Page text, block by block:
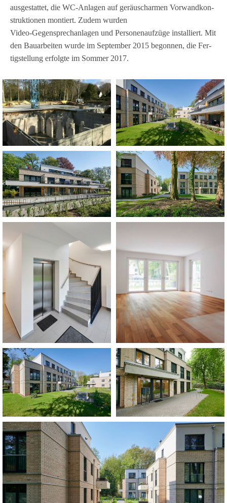
aus­ge­stat­tet, die WC‑Anlagen auf geräusch­ar­men Vor­wand­kon­
struk­tio­nen mon­tiert. Zudem wur­den
Video‑Gegensprechanlagen und Per­so­nen­auf­züge instal­liert. Mit
den Bau­ar­bei­ten wurde im Sep­tem­ber 2015 begon­nen, die Fer­
tig­stel­lung erfolgte im Som­mer 2017.